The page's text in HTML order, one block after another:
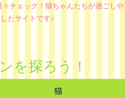
チェック！猫ちゃんたちが過ごしや
たサイトです♪
を探ろう！
猫